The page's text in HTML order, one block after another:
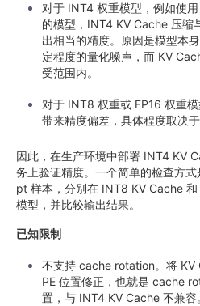
对于 INT4 权重模型，例如使
的模型，INT4 KV Cache 压缩
出相当的精度。原因是模型本
定程度的量化噪声，而 KV
受范围内。
对于 INT8 权重或 FP16 权重
带来精度偏差，具体程度取决于
因此，在生产环境中部署 INT4 KV
务上验证精度。一个简单的检查方
pt 样本，分别在 INT8 KV Cache
模型，并比较输出结果。
已知限制
不支持 cache rotation。将
PE 位置修正，也就是 cache
置，与 INT4 KV Cache 不兼